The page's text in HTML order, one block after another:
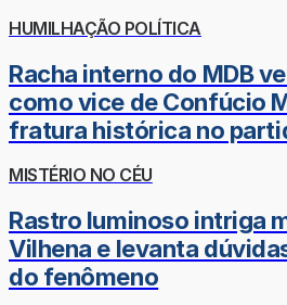
HUMILHAÇÃO POLÍTICA
Racha interno do MDB
como vice de Confúcio
fratura histórica no
MISTÉRIO NO CÉU
Rastro luminoso intriga
Vilhena e levanta
do fenômeno